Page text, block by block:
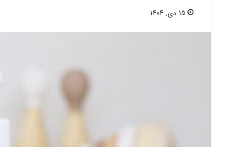
15 دی, 1404